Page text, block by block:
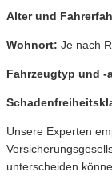
Alter und
Wohnort: Je nach
Fahrzeugtyp und -
Unsere Experten
unterscheiden